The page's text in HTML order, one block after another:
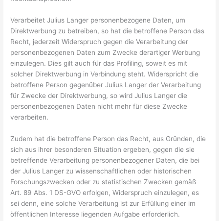
Verarbeitet Julius Langer personenbezogene Daten, um
Direktwerbung zu betreiben, so hat die betroffene Person das
Recht, jederzeit Widerspruch gegen die Verarbeitung der
personenbezogenen Daten zum Zwecke derartiger Werbung
einzulegen. Dies gilt auch für das Profiling, soweit es mit
solcher Direktwerbung in Verbindung steht. Widerspricht die
betroffene Person gegenüber Julius Langer der Verarbeitung
für Zwecke der Direktwerbung, so wird Julius Langer die
personenbezogenen Daten nicht mehr für diese Zwecke
verarbeiten.
Zudem hat die betroffene Person das Recht, aus Gründen, die
sich aus ihrer besonderen Situation ergeben, gegen die sie
betreffende Verarbeitung personenbezogener Daten, die bei
der Julius Langer zu wissenschaftlichen oder historischen
Forschungszwecken oder zu statistischen Zwecken gemäß
Art. 89 Abs. 1 DS-GVO erfolgen, Widerspruch einzulegen, es
sei denn, eine solche Verarbeitung ist zur Erfüllung einer im
öffentlichen Interesse liegenden Aufgabe erforderlich.